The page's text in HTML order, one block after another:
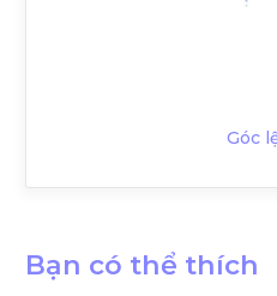
Góc
Bạn có thể thích